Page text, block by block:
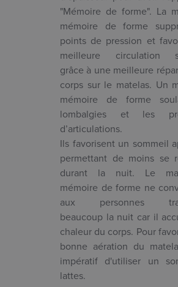
"Mémoire de forme". La
mémoire de forme
points de pression et
meilleure circulation
grâce à une meilleure
corps sur le matelas. Un
mémoire de forme
lombalgies et les
d’articulations.
Ils favorisent un sommeil
permettant de moins se
durant la nuit. Le
mémoire de forme ne
aux personnes
beaucoup la nuit car il
chaleur du corps. Pour
bonne aération du
impératif d'utiliser un
lattes.